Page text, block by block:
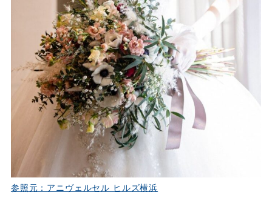
参照元：アニヴェルセル ヒルズ横浜